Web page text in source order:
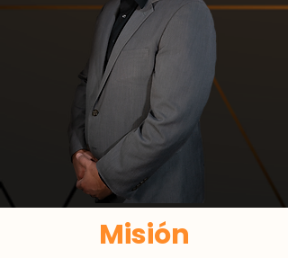
Misión